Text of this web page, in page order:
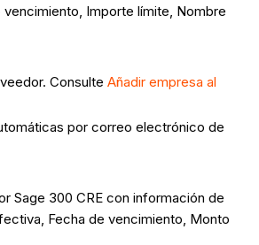
Importe límite, Nombre
Consulte Añadir empresa al
por correo electrónico de
Sage 300 CRE con información de
Fecha de vencimiento, Monto